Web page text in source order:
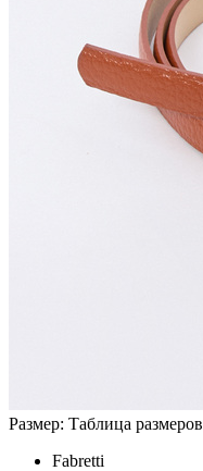
Размер: Таблица размеров
Fabretti